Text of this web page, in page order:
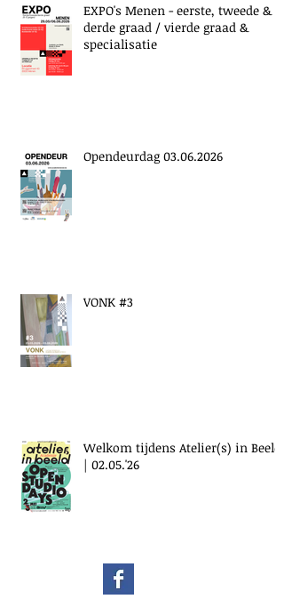
EXPO's Menen - eerste, tweede &
derde graad / vierde graad &
specialisatie
Opendeurdag 03.06.2026
VONK #3
Welkom tijdens Atelier(s) in Beeld
| 02.05.'26